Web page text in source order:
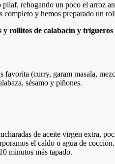
rehogando un poco el arroz
completo y hemos preparado un
rollitos de calabacín y trigueros
favorita (curry, garam masala,
sésamo y piñones.
de aceite virgen extra,
el caldo o agua de
minutos más tapado.